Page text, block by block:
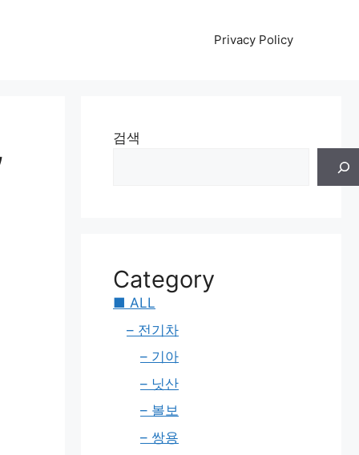
Privacy Policy
검색
Category
■ ALL
– 전기차
– 기아
– 닛산
– 볼보
– 쌍용